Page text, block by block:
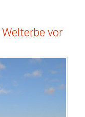
vor